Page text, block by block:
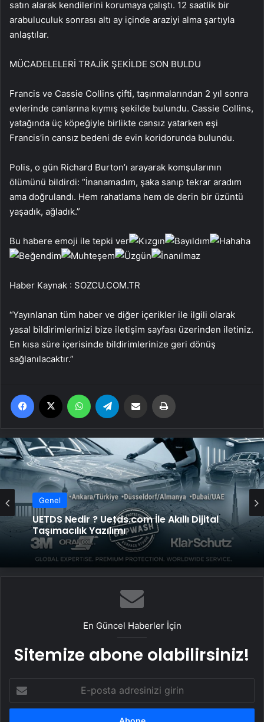
satın alarak kendilerini korumaya çalıştı. 12 saatlik bir
arabuluculuk sonrası altı ay içinde araziyi alma şartıyla
anlaştılar.
MÜCADELELERİ TRAJİK ŞEKİLDE SON BULDU
Francis ve Cassie Collins çifti, taşınmalarından 2 yıl sonra
evlerinde canlarına kıymış şekilde bulundu. Cassie Collins,
yatağında üç köpeğiyle birlikte cansız yatarken eşi
Francis’in cansız bedeni de evin koridorunda bulundu.
Polis, o gün Richard Burton’ı arayarak komşularının
ölümünü bildirdi: “İnanamadım, şaka sanıp tekrar aradım
ama doğrulandı. Hem rahatlama hem de derin bir üzüntü
yaşadık, ağladık.”
Bu habere emoji ile tepki ver
Haber Kaynak : SOZCU.COM.TR
“Yayınlanan tüm haber ve diğer içerikler ile ilgili olarak
yasal bildirimlerinizi bize iletişim sayfası üzerinden iletiniz.
En kısa süre içerisinde bildirimlerinize geri dönüş
sağlanılacaktır.”
Facebook WhatsApp Email'den paylaş
Genel
UETDS Nedir ? Uetds.com İle Akıllı Dijital
Genel
Vira Assistance’tan Türkiye Genelinde
Güvenli Araç Taşıma ve Yol Yardım Atağı
En Güncel Haberler İçin
Sitemize abone olabilirsiniz!
posta
adresinizi